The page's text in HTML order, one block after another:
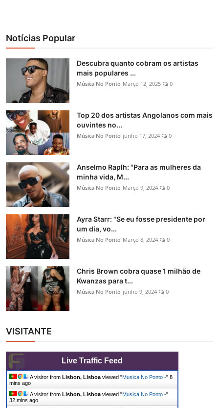
Notícias Popular
Descubra quanto cobram os artistas
mais populares ...
Música No Ponto Março 12, 2025 0
Top 20 dos artistas Angolanos com mais
ouvintes no...
Música No Ponto junho 17, 2024 0
Anselmo Raplh: "Para as mulheres da
minha vida, M...
Música No Ponto Março 9, 2024 0
Ayra Starr: "Se eu fosse presidente por
um dia, vo...
Música No Ponto Março 8, 2024 0
Chris Brown cobra quase 1 milhão de
Kwanzas para t...
Música No Ponto junho 9, 2024 0
VISITANTE
Live Traffic Feed
A visitor from Lisbon, Lisboa viewed "Musica No Ponto -" 8
mins ago
A visitor from Lisbon, Lisboa viewed "Musica No Ponto -"
32 mins ago